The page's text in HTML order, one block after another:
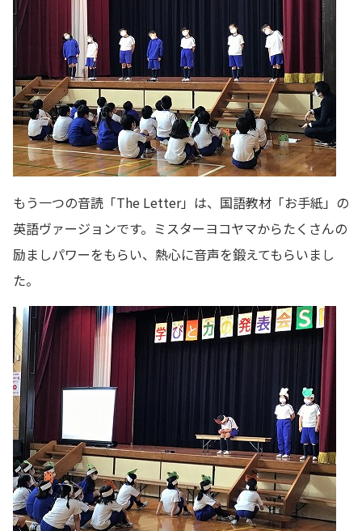
もう一つの音読「The Letter」は、国語教材「お手紙」の
英語ヴァージョンです。ミスターヨコヤマからたくさんの
励ましパワーをもらい、熱心に音声を鍛えてもらいまし
た。